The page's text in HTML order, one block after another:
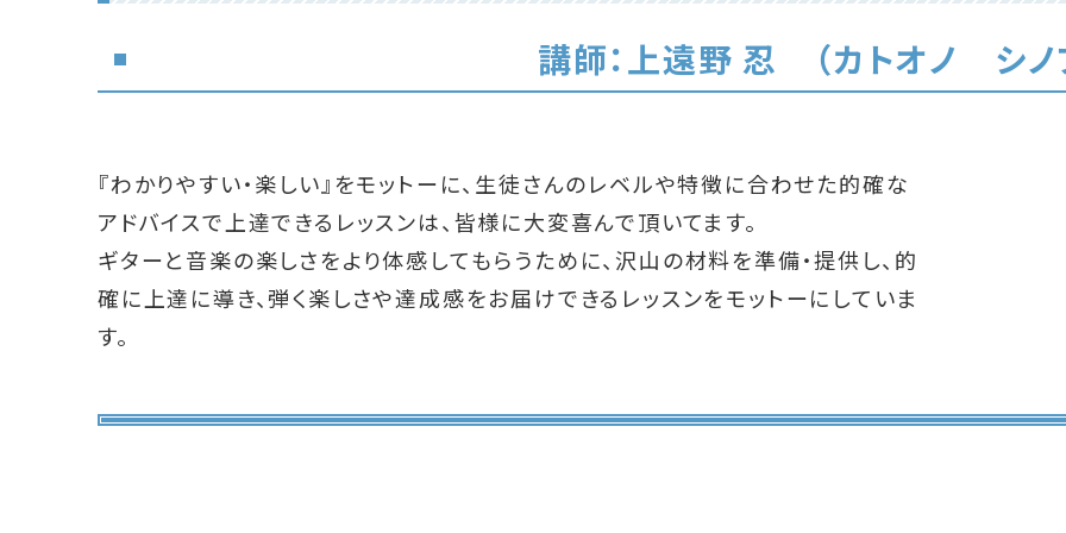
講師：上遠野 忍 （カトオノ シノ
『わかりやすい・楽しい』をモットーに、生徒さんのレベルや特徴に合わせた的確な
アドバイスで上達できるレッスンは、皆様に大変喜んで頂いてます。
ギターと音楽の楽しさをより体感してもらうために、沢山の材料を準備・提供し、的
確に上達に導き、弾く楽しさや達成感をお届けできるレッスンをモットーにしていま
す。